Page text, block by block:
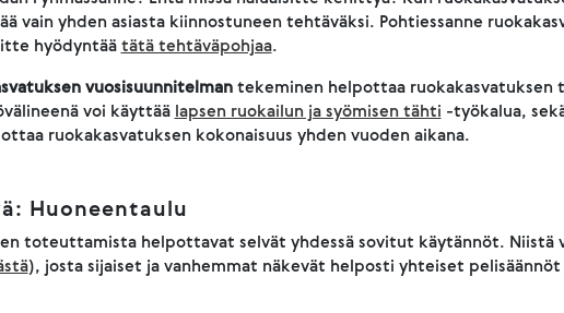
vain yhden asiasta kiinnostuneen tehtäväksi. Pohtiessanne
hyödyntää tätä tehtäväpohjaa.
vuosisuunnitelmantekeminen helpottaa ruokakasvatuksen
voi käyttää lapsen ruokailun ja syömisen tähti -työkalua,
ruokakasvatuksen kokonaisuus yhden vuoden aikana.
Huoneentaulu
toteuttamista helpottavat selvät yhdessä sovitut käytännöt. Niistä
), josta sijaiset ja vanhemmat näkevät helposti yhteiset